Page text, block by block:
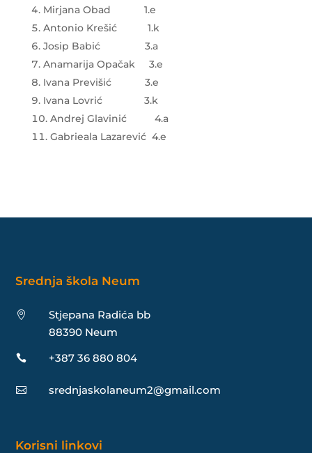
Mirjana Obad 1.e
Antonio Krešić 1.k
Josip Babić 3.a
Anamarija Opačak 3.e
Ivana Previšić 3.e
Ivana Lovrić 3.k
Andrej Glavinić 4.a
Gabrieala Lazarević 4.e
Srednja škola Neum

Stjepana Radića bb
88390 Neum
 +387 36 880 804
 srednjaskolaneum2@gmail.com
Korisni linkovi